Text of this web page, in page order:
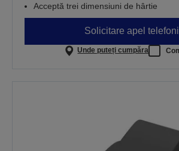
Acceptă trei dimensiuni de hârtie
Solicitare apel
Unde puteți cumpăra